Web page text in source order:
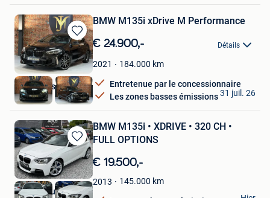
Sauvegarder
dans
Mes
Favoris
BMW M135i xDrive M Performance
€ 24.900,- Détails
2021 184.000 km
Entretenue par le concessionnaire
Les zones basses émissions
JM Motors
Courtrai
31 juil. 26
Sauvegarder
dans
Mes
Favoris
BMW M135i • XDRIVE • 320 CH •
FULL OPTIONS
€ 19.500,-
2013 145.000 km
Auto 06 quaregnon